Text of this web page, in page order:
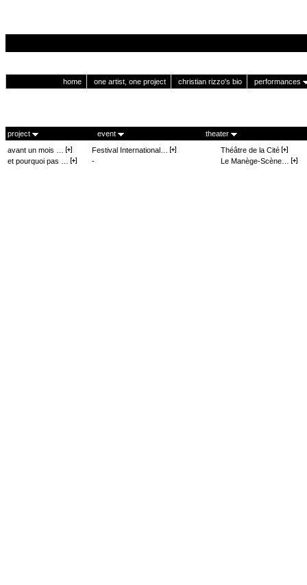
home one artist, one project christian rizzo's bio performances
project event
theater
avant un mois …
Festival International…
Théâtre de la Cité
et pourquoi pas …
- Le Manège-Scène…